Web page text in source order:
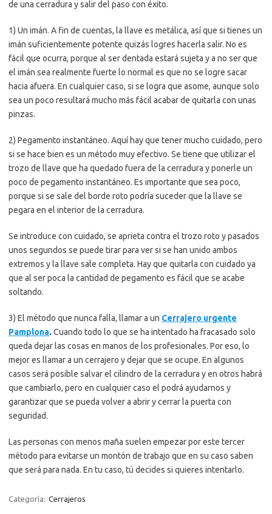
de una cerradura y salir del paso con éxito.
1) Un imán. A fin de cuentas, la llave es metálica, así que si tienes un
imán suficientemente potente quizás logres hacerla salir. No es
fácil que ocurra, porque al ser dentada estará sujeta y a no ser que
el imán sea realmente fuerte lo normal es que no se logre sacar
hacia afuera. En cualquier caso, si se logra que asome, aunque solo
sea un poco resultará mucho más fácil acabar de quitarla con unas
pinzas.
2) Pegamento instantáneo. Aquí hay que tener mucho cuidado, pero
si se hace bien es un método muy efectivo. Se tiene que utilizar el
trozo de llave que ha quedado fuera de la cerradura y ponerle un
poco de pegamento instantáneo. Es importante que sea poco,
porque si se sale del borde roto podría suceder que la llave se
pegara en el interior de la cerradura.
Se introduce con cuidado, se aprieta contra el trozo roto y pasados
unos segundos se puede tirar para ver si se han unido ambos
extremos y la llave sale completa. Hay que quitarla con cuidado ya
que al ser poca la cantidad de pegamento es fácil que se acabe
soltando.
3) El método que nunca falla, llamar a un Cerrajero urgente
Pamplona. Cuando todo lo que se ha intentado ha fracasado solo
queda dejar las cosas en manos de los profesionales. Por eso, lo
mejor es llamar a un cerrajero y dejar que se ocupe. En algunos
casos será posible salvar el cilindro de la cerradura y en otros habrá
que cambiarlo, pero en cualquier caso el podrá ayudarnos y
garantizar que se pueda volver a abrir y cerrar la puerta con
seguridad.
Las personas con menos maña suelen empezar por este tercer
método para evitarse un montón de trabajo que en su caso saben
que será para nada. En tu caso, tú decides si quieres intentarlo.
Categoría: Cerrajeros